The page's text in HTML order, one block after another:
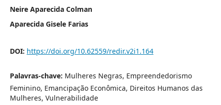
Neire Aparecida Colman
Aparecida Gisele Farias
DOI: https://doi.org/10.62559/redir.v2i1.164
Palavras-chave: Mulheres Negras, Empreendedorismo
Feminino, Emancipação Econômica, Direitos Humanos das
Mulheres, Vulnerabilidade